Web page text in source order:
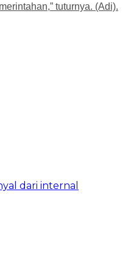
tuturnya. (Adi).
dari internal